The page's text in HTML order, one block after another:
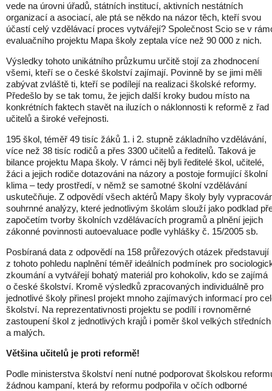
vede na úrovni úřadů, státních institucí, aktivních nestátních
organizací a asociací, ale ptá se někdo na názor těch, kteří svou
účastí celý vzdělávací proces vytvářejí? Společnost Scio se v
evaluačního projektu Mapa školy zeptala více než 90 000 z nich.
Výsledky tohoto unikátního průzkumu určitě stojí za zhodnocení
všemi, kteří se o české školství zajímají. Povinně by se jimi měli
zabývat zvláště ti, kteří se podílejí na realizaci školské reformy.
Předešlo by se tak tomu, že jejich další kroky budou místo na
konkrétních faktech stavět na iluzích o náklonnosti k reformě z řad
učitelů a široké veřejnosti.
195 škol, téměř 49 tisíc žáků 1. i 2. stupně základního vzdělávání,
více než 38 tisíc rodičů a přes 3300 učitelů a ředitelů. Taková je
bilance projektu Mapa školy. V rámci něj byli ředitelé škol, učitelé,
žáci a jejich rodiče dotazováni na názory a postoje formující školní
klima – tedy prostředí, v němž se samotné školní vzdělávání
uskutečňuje. Z odpovědí všech aktérů Mapy školy byly
souhrnné analýzy, které jednotlivým školám slouží jako podklad
započetím tvorby školních vzdělávacích programů a plnění jejich
zákonné povinnosti autoevaluace podle vyhlášky č. 15/2005 sb.
Posbíraná data z odpovědí na 158 průřezových otázek představují
z tohoto pohledu naplnění téměř ideálních podmínek pro
zkoumání a vytvářejí bohatý materiál pro kohokoliv, kdo se zajímá
o české školství. Kromě výsledků zpracovaných individuálně pro
jednotlivé školy přinesl projekt mnoho zajímavých informací pro
školství. Na reprezentativnosti projektu se podílí i rovnoměrné
zastoupení škol z jednotlivých krajů i poměr škol velkých středních
a malých.
Většina učitelů je proti reformě!
Podle ministerstva školství není nutné podporovat školskou
žádnou kampaní, která by reformu podpořila v očích odborné